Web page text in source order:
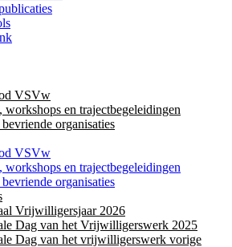
VSVw
workshops en trajectbegeleidingen
organisaties
VSVw
workshops en trajectbegeleidingen
organisaties
Vrijwilligersjaar 2026
Dag van het Vrijwilligerswerk 2025
Dag van het vrijwilligerswerk vorige